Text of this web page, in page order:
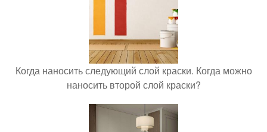
Когда наносить следующий слой краски. Когда можно
наносить второй слой краски?